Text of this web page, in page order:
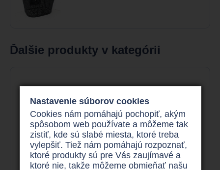
Ďalšie produkty v kategórii
Nastavenie súborov cookies
Cookies nám pomáhajú pochopiť, akým
spôsobom web používate a môžeme tak
zistiť, kde sú slabé miesta, ktoré treba
vylepšiť. Tiež nám pomáhajú rozpoznať,
ktoré produkty sú pre Vás zaujímavé a
ktoré nie, takže môžeme obmieňať našu